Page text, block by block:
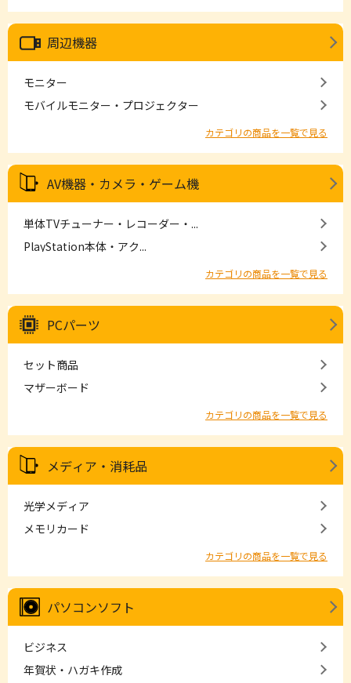
周辺機器
モニター
モバイルモニター・プロジェクター
カテゴリの商品を一覧で見る
AV機器・カメラ・ゲーム機
単体TVチューナー・レコーダー・...
PlayStation本体・アク...
カテゴリの商品を一覧で見る
PCパーツ
セット商品
マザーボード
カテゴリの商品を一覧で見る
メディア・消耗品
光学メディア
メモリカード
カテゴリの商品を一覧で見る
パソコンソフト
ビジネス
年賀状・ハガキ作成